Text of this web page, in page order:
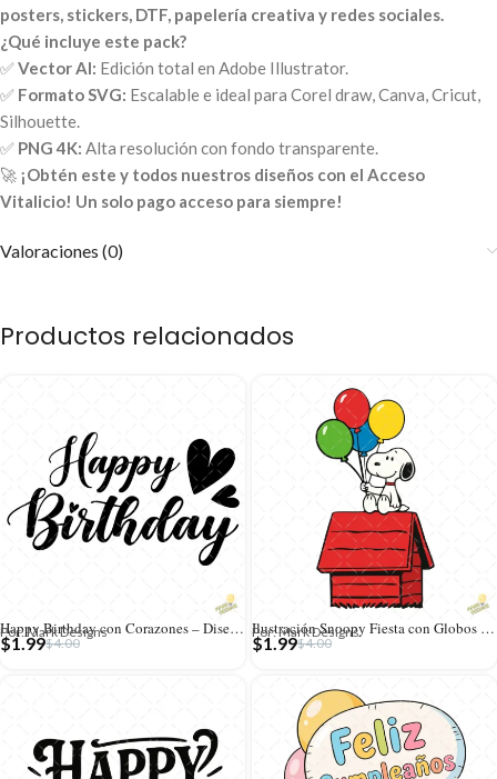
posters, stickers, DTF, papelería creativa y redes sociales.
¿Qué incluye este pack?
✅Vector AI: Edición total en Adobe Illustrator.
✅ Formato SVG: Escalable e ideal para Corel draw, Canva, Cricut,
Silhouette.
✅ PNG 4K: Alta resolución con fondo transparente.
🚀 ¡Obtén este y todos nuestros diseños con el Acceso
Vitalicio! Un solo pago acceso para siempre!
Valoraciones (0)
Productos relacionados
Happy Birthday con Corazones – Diseño Caligráfico Vector y PNG 4K
Por: Mark Designs
$4.00
$1.99
Ilustración Snoopy Fiesta con Globos de Colores – Formato AI SVG PNG 4K
Por: Mark Designs
$4.00
$1.99